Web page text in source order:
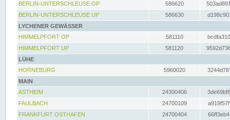
BERLIN-UNTERSCHLEUSE OP
586620
BERLIN-UNTERSCHLEUSE UP
586630
LYCHENER GEWÄSSER
HIMMELPFORT OP
581110
HIMMELPFORT UP
581120
LÜHE
HORNEBURG
5960020
MAIN
ASTHEIM
24300406
FAULBACH
24700109
FRANKFURT OSTHAFEN
24700404